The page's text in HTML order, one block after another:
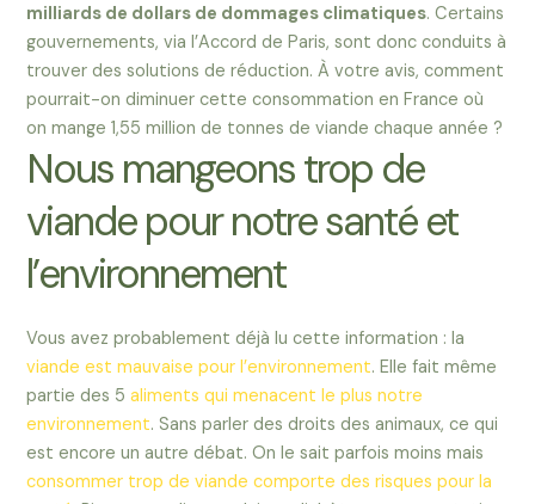
milliards de dollars de dommages climatiques. Certains
gouvernements, via l’Accord de Paris, sont donc conduits à
trouver des solutions de réduction. À votre avis, comment
pourrait-on diminuer cette consommation en France où
on mange 1,55 million de tonnes de viande chaque année ?
Nous mangeons trop de
viande pour notre santé et
l’environnement
Vous avez probablement déjà lu cette information : la
viande est mauvaise pour l’environnement. Elle fait même
partie des 5aliments qui menacent le plus notre
environnement. Sans parler des droits des animaux, ce qui
est encore un autre débat. On le sait parfois moins mais
consommer trop de viande comporte des risques pour la